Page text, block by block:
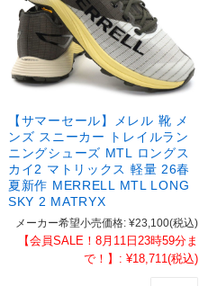
【サマーセール】メレル 靴 メ
ンズ スニーカー トレイルラン
ニングシューズ MTL ロングス
カイ2 マトリックス 軽量 26春
夏新作 MERRELL MTL LONG
SKY 2 MATRYX
メーカー希望小売価格: ¥23,100(税込)
【会員SALE！8月11日23時59分ま
で！】: ¥18,711(税込)